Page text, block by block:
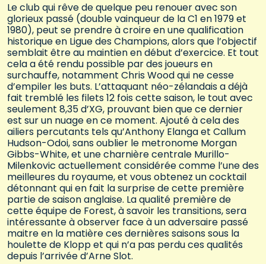
Le club qui rêve de quelque peu renouer avec son
glorieux passé (double vainqueur de la C1 en 1979 et
1980), peut se prendre à croire en une qualification
historique en Ligue des Champions, alors que l’objectif
semblait être au maintien en début d’exercice. Et tout
cela a été rendu possible par des joueurs en
surchauffe, notamment Chris Wood qui ne cesse
d’empiler les buts. L’attaquant néo-zélandais a déjà
fait tremblé les filets 12 fois cette saison, le tout avec
seulement 8,35 d’XG, prouvant bien que ce dernier
est sur un nuage en ce moment. Ajouté à cela des
ailiers percutants tels qu’Anthony Elanga et Callum
Hudson-Odoi, sans oublier le metronome Morgan
Gibbs-White, et une charnière centrale Murillo-
Milenkovic actuellement considérée comme l’une des
meilleures du royaume, et vous obtenez un cocktail
détonnant qui en fait la surprise de cette première
partie de saison anglaise. La qualité première de
cette équipe de Forest, à savoir les transitions, sera
intéressante à observer face à un adversaire passé
maitre en la matière ces dernières saisons sous la
houlette de Klopp et qui n’a pas perdu ces qualités
depuis l’arrivée d’Arne Slot.